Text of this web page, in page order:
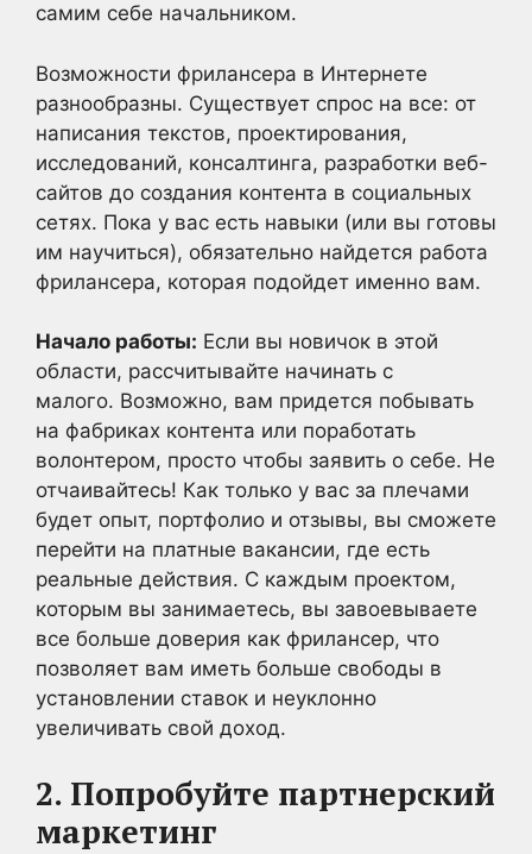
самим себе начальником.
Возможности фрилансера в Интернете
разнообразны. Существует спрос на все: от
написания текстов, проектирования,
исследований, консалтинга, разработки веб-
сайтов до создания контента в социальных
сетях. Пока у вас есть навыки (или вы готовы
им научиться), обязательно найдется работа
фрилансера, которая подойдет именно вам.
Начало работы: Если вы новичок в этой
области, рассчитывайте начинать с
малого. Возможно, вам придется побывать
на фабриках контента или поработать
волонтером, просто чтобы заявить о себе. Не
отчаивайтесь! Как только у вас за плечами
будет опыт, портфолио и отзывы, вы сможете
перейти на платные вакансии, где есть
реальные действия. С каждым проектом,
которым вы занимаетесь, вы завоевываете
все больше доверия как фрилансер, что
позволяет вам иметь больше свободы в
установлении ставок и неуклонно
увеличивать свой доход.
2. Попробуйте партнерский
маркетинг